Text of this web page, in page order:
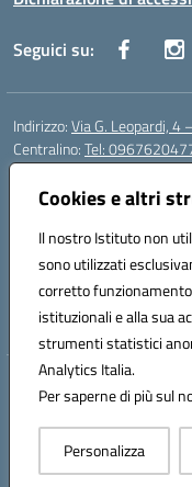
Cookies e altri
Il nostro Istituto non
sono utilizzati
corretto
istituzionali e alla sua
strumenti statistici
Analytics Italia.
Per saperne di più sul
Personalizza
Seguici su:
Indirizzo:Via G. Leopardi, 4
Centralino:Tel:
Email:
Posta elettronica
Codice fiscale:
Codice meccanografico:
Codice Indice delle
Codice unico di
Hosting &
Concept